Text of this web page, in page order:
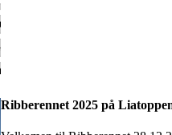
Ribberennet 2025 på